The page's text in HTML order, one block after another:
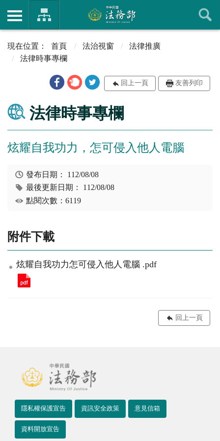
首頁 法治視窗
法律推廣
法律時事專欄
回上一頁 友善列印
法律時事專欄
炫耀自我功力，怎可侵入他人電腦
發布日期： 112/08/08
最後更新日期： 112/08/08
點閱次數：6119
附件下載
炫耀自我功力怎可侵入他人電腦 .pdf
回上一頁
隱私權保護宣告 資訊安全政策 意見信箱
資料開放宣告